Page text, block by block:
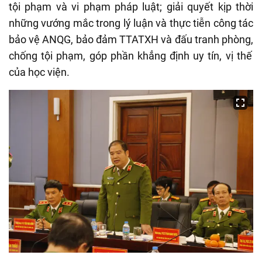
tội phạm và vi phạm pháp luật; giải quyết kịp thời
những vướng mắc trong lý luận và thực tiễn công tác
bảo vệ ANQG, bảo đảm TTATXH và đấu tranh phòng,
chống tội phạm, góp phần khẳng định uy tín, vị thế
của học viện.